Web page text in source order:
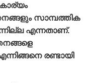
സാമ്പത്തിക
എന്നതാണ്‌.
രണ്ടായി